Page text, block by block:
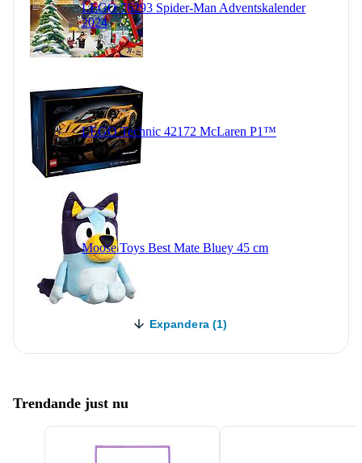
LEGO 76293 Spider-Man Adventskalender
2024
LEGO Technic 42172 McLaren P1™
Moose Toys Best Mate Bluey 45 cm
Expandera (1)
Trendande just nu